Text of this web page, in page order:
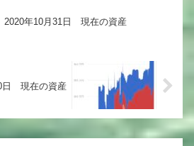
2020年10月31日 現在の資産
日 現在の資産